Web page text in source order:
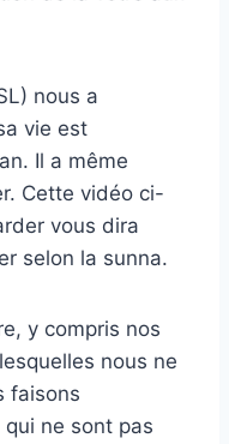
nous a
vie est
Il a même
Cette vidéo ci-
vous dira
selon la sunna.
y compris nos
nous ne
faisons
ne sont pas